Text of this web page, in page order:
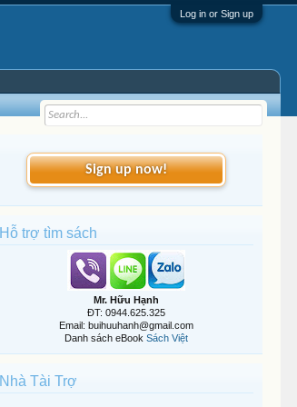
Log in or Sign up
Sign up now!
Hỗ trợ tìm sách
Mr. Hữu Hạnh
ĐT: 0944.625.325
Email: buihuuhanh@gmail.com
Danh sách eBook Sách Việt
Nhà Tài Trợ